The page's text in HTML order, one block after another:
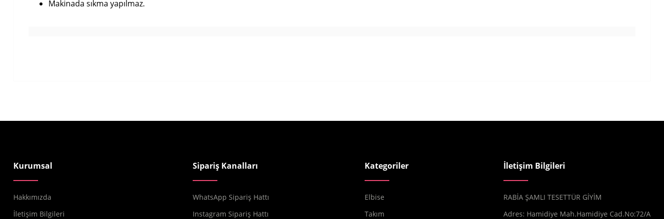
Makinada sıkma yapılmaz.
Kurumsal
Hakkımızda
İletişim Bilgileri
Sipariş Kanalları
WhatsApp Sipariş Hattı
Instagram Sipariş Hattı
Kategoriler
Elbise
Takım
İletişim Bilgileri
RABİA ŞAMLI TESETTÜR GİYİM
Adres: Hamidiye Mah.Hamidiye Cad.No:72/A